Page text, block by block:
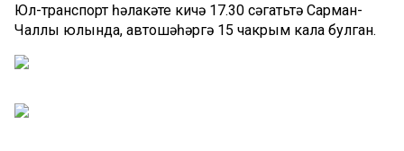
Юл-транспорт һәлакәте кичә 17.30 сәгатьтә Сарман-
Чаллы юлында, автошәһәргә 15 чакрым кала булган.